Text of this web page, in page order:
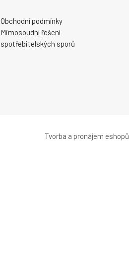
Obchodní podmínky
Mimosoudní řešení
spotřebitelských sporů
Tvorba a pronájem eshopů